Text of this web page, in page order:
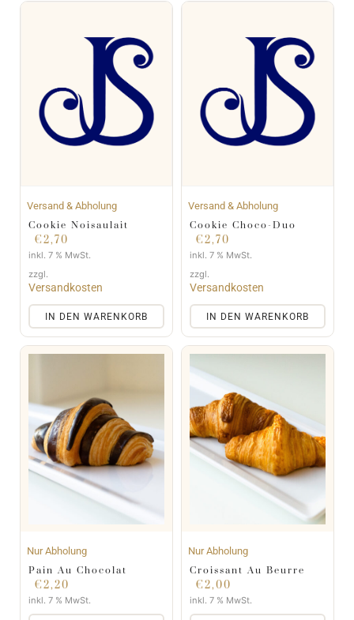
Versand & Abholung
Cookie Noisaulait
€2,70
inkl. 7 % MwSt.
zzgl.
Versandkosten
IN DEN WARENKORB
Versand & Abholung
Cookie Choco-Duo
€2,70
inkl. 7 % MwSt.
zzgl.
Versandkosten
IN DEN WARENKORB
Nur Abholung
Pain Au Chocolat
€2,20
inkl. 7 % MwSt.
Nur Abholung
Croissant Au Beurre
€2,00
inkl. 7 % MwSt.